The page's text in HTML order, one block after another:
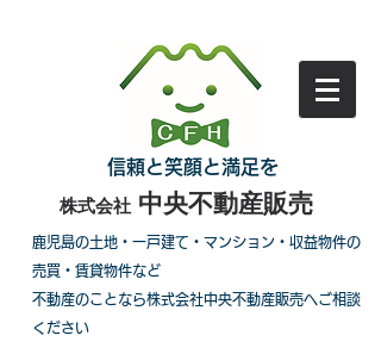
信頼と笑顔と満足を
中央不動産販売
株式会社
鹿児島の土地・一戸建て・マンション・収益物件の
売買・賃貸物件など
不動産のことなら株式会社中央不動産販売へご相談
ください